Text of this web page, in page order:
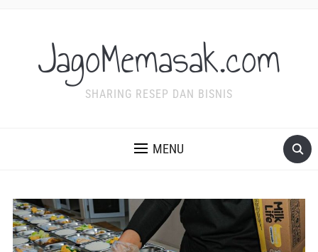
JagoMemasak.com
SHARING RESEP DAN BISNIS
MENU